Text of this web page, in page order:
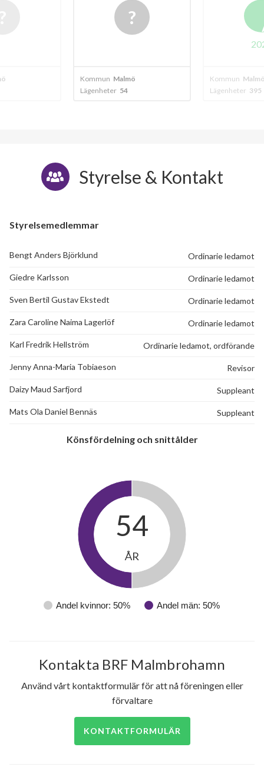
Malmö
Malmö
395
Styrelse & Kontakt
Styrelsemedlemmar
Bengt Anders Björklund Ordinarie ledamot
Giedre Karlsson Ordinarie ledamot
Sven Bertil Gustav Ekstedt Ordinarie ledamot
Zara Caroline Naima Lagerlöf Ordinarie ledamot
Karl Fredrik Hellström Ordinarie ledamot, ordförande
Jenny Anna-Maria Tobiaeson Revisor
Daizy Maud Sarfjord Suppleant
Mats Ola Daniel Bennäs Suppleant
Könsfördelning och snittålder
Andel kvinnor: 50% Andel män: 50%
54
ÅR
Kontakta BRF Malmbrohamn
Använd vårt kontaktformulär för att nå föreningen eller
förvaltare
KONTAKTFORMULÄR